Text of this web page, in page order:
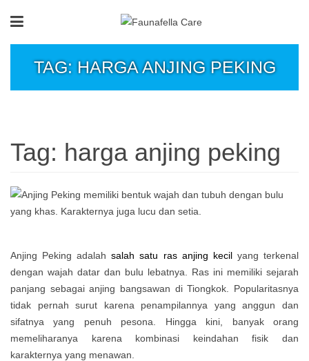
TAG: HARGA ANJING PEKING
Tag: harga anjing peking
Anjing Peking adalahsalah satu ras anjing kecilyang terkenal
dengan wajah datar dan bulu lebatnya. Ras ini memiliki sejarah
panjang sebagai anjing bangsawan di Tiongkok. Popularitasnya
tidak pernah surut karena penampilannya yang anggun dan
sifatnya yang penuh pesona. Hingga kini, banyak orang
memeliharanya karena kombinasi keindahan fisik dan
karakternya yang menawan.